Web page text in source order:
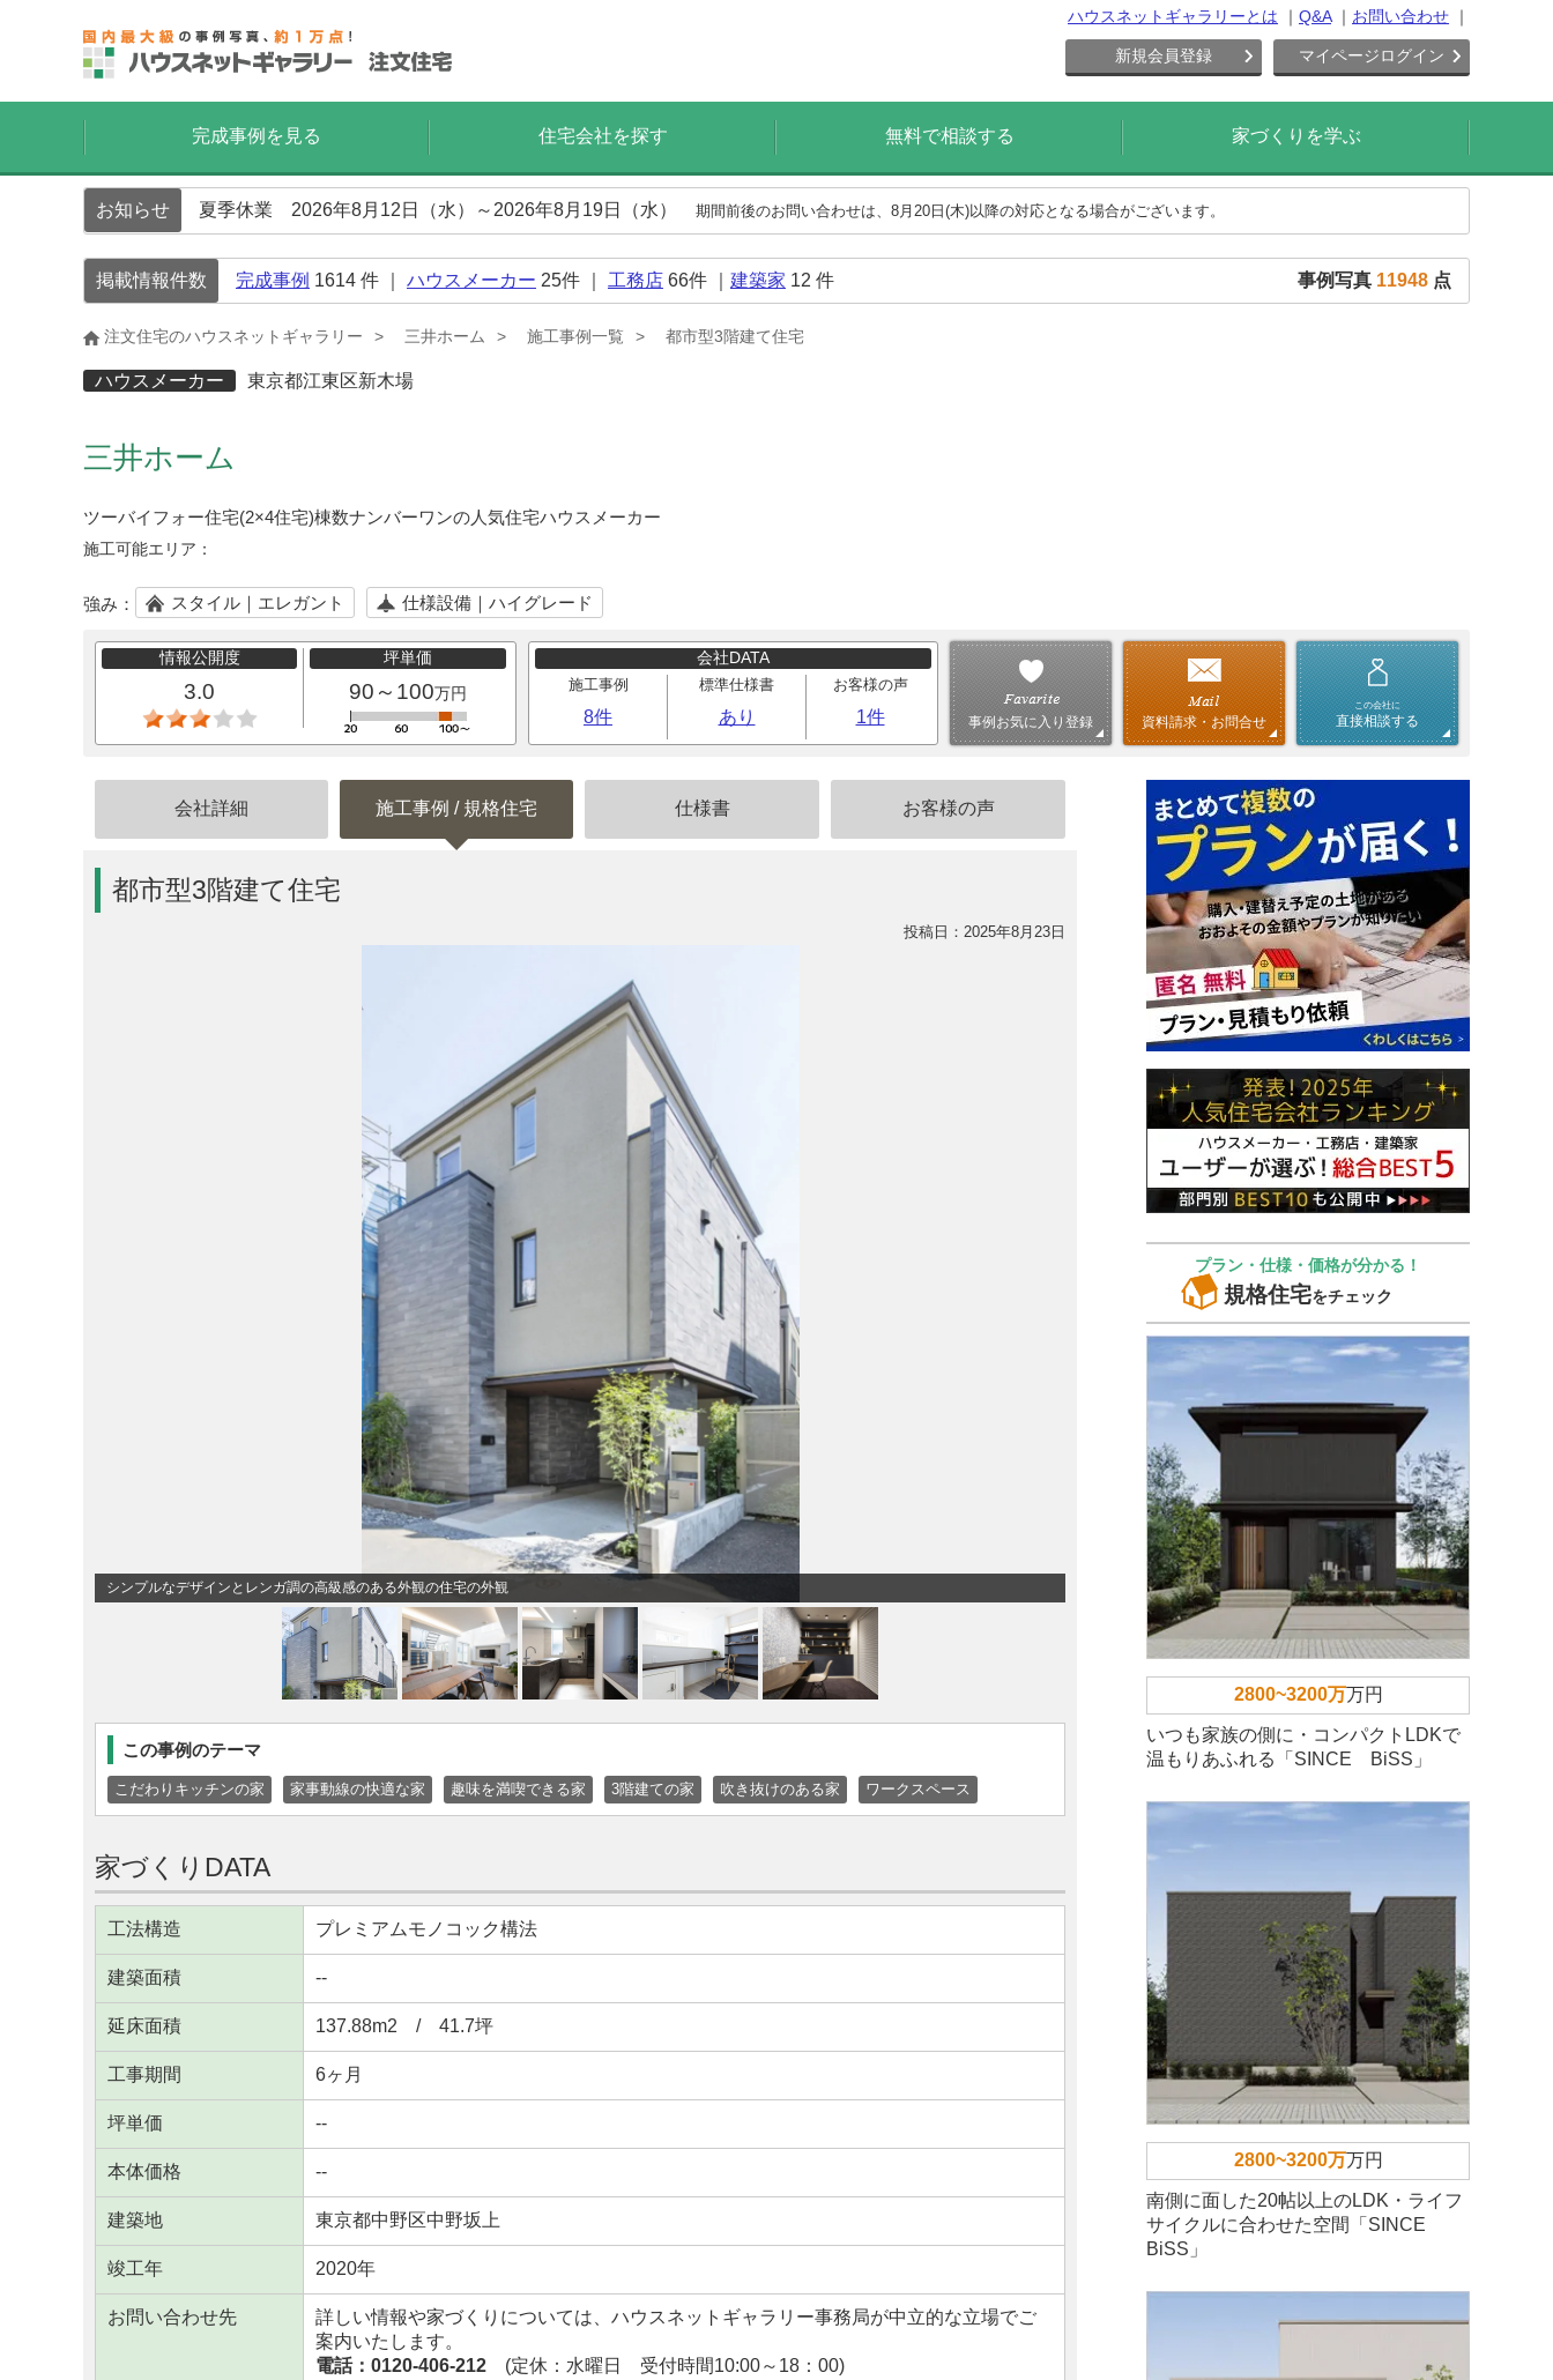
ハウスネットギャラリーとは Q&A お問い合わせ
新規会員登録 マイページログイン
完成事例を見る 住宅会社を探す 無料で相談する 家づくりを学ぶ
お知らせ 夏季休業 2026年8月12日（水）～2026年8月19日（水） 期間前後のお問い合わせは、8月20日(木)以降の対応となる場合がございます。
掲載情報件数 完成事例 1614 件 ｜ ハウスメーカー 25件 ｜ 工務店 66件 ｜ 建築家 12 件 事例写真 11948 点
注文住宅のハウスネットギャラリー 三井ホーム 施工事例一覧 都市型3階建て住宅
ハウスメーカー 東京都江東区新木場
三井ホーム
ツーバイフォー住宅(2×4住宅)棟数ナンバーワンの人気住宅ハウスメーカー
施工可能エリア：
強み： スタイル｜エレガント 仕様設備｜ハイグレード
情報公開度
3.0
坪単価
90～100万円
会社DATA
施工事例
8件
標準仕様書
あり
お客様の声
1件 事例お気に入り登録 資料請求・お問合せ
この会社に
直接相談する
会社詳細 施工事例 / 規格住宅 仕様書 お客様の声
都市型3階建て住宅
投稿日：2025年8月23日
シンプルなデザインとレンガ調の高級感のある外観の住宅の外観
この事例のテーマ
こだわりキッチンの家 家事動線の快適な家 趣味を満喫できる家 3階建ての家 吹き抜けのある家 ワークスペース
家づくりDATA
工法構造 プレミアムモノコック構法
建築面積 --
延床面積 137.88m2 / 41.7坪
工事期間 6ヶ月
坪単価 --
本体価格 --
建築地 東京都中野区中野坂上
竣工年 2020年
お問い合わせ先
詳しい情報や家づくりについては、ハウスネットギャラリー事務局が中立的な立場でご
案内いたします。
電話：0120-406-212 (定休：水曜日 受付時間10:00～18：00)
プラン・仕様・価格が分かる！
規格住宅をチェック
2800~3200万万円
いつも家族の側に・コンパクトLDKで
温もりあふれる「SINCE BiSS」
2800~3200万万円
南側に面した20帖以上のLDK・ライフ
サイクルに合わせた空間「SINCE
BiSS」